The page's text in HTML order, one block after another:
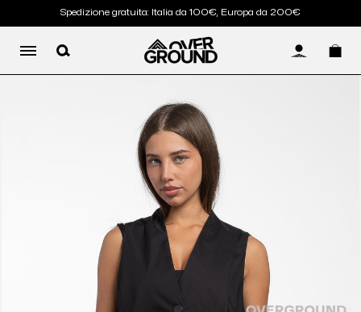
Spedizione gratuita: Italia da 100€, Europa da 200€
LOG IN